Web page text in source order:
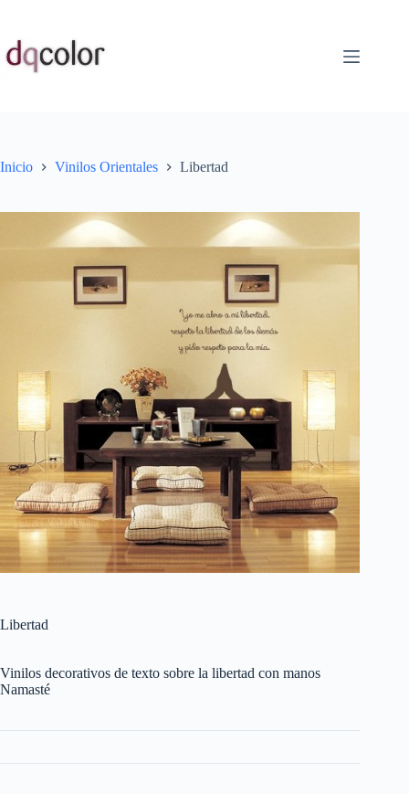
contenido
Inicio Vinilos Orientales Libertad
Libertad
Vinilos decorativos de texto sobre la libertad con manos
Namasté